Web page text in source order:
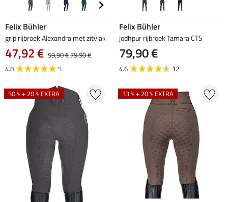
Felix Bühler
grip rijbroek Alexandra met zitvlak
47,92 € 59,90 €79,90 €
4.8
5
Felix Bühler
jodhpur rijbroek Tamara CTS
79,90 €
4.6 12
50 % + 20 % EXTRA 33 % + 20 % EXTRA